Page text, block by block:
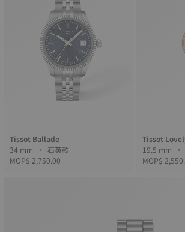
Tissot Ballade
34 mm • 石英款
MOP$ 2,750.00
Tissot
MOP$